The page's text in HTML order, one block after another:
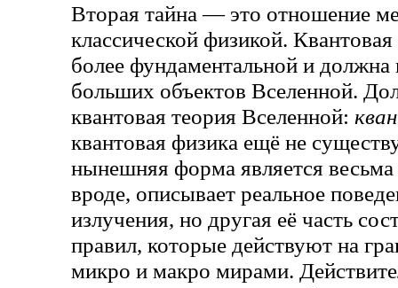
Вторая тайна — это отношение
классической физикой.
более фундаментальной и должна
больших объектов Вселенной.
квантовая теория Вселенной:
квантовая физика ещё не
нынешняя форма является весьма
вроде, описывает реальное
излучения, но другая её часть
правил, которые действуют на
микро и макро мирами.